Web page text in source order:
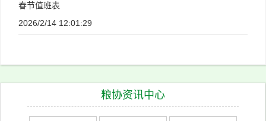
春节值班表
2026/2/14 12:01:29
粮协资讯中心